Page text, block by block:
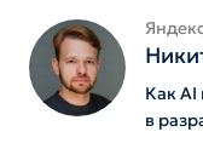
Как AI
в